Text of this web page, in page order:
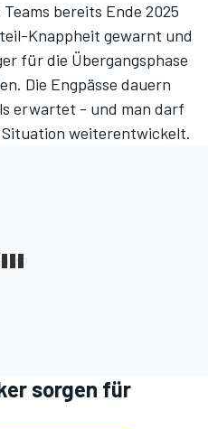
bereits Ende 2025
Knappheit gewarnt und
für die Übergangsphase
Die Engpässe dauern
erwartet - und man darf
weiterentwickelt.
sorgen für